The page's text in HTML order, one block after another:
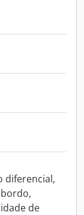
diferencial,
de